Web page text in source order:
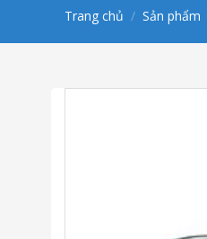
Trang chủ / Sản phẩm